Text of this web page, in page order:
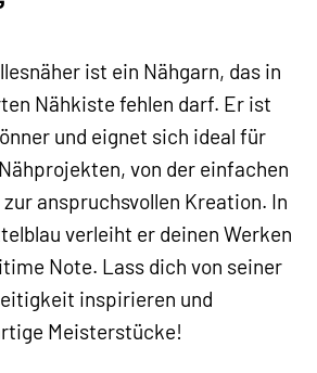
ist ein Nähgarn, das in
Nähkiste fehlen darf. Er ist
und eignet sich ideal für
von der einfachen
anspruchsvollen Kreation. In
verleiht er deinen Werken
Note. Lass dich von seiner
inspirieren und
Meisterstücke!